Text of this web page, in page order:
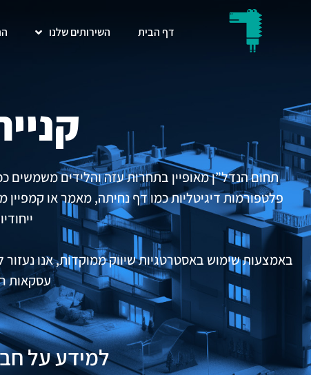
דף הבית השירותים שלנו
תחום הנדל”ן מאופיין בתחרות עזה והלידים משמשים
פלטפורמות דיגיטליות כמו דף נחיתה, מאמר או
באמצעות שימוש באסטרטגיות שיווק ממוקדות, אנו נעזור
עסקאות
למידע על